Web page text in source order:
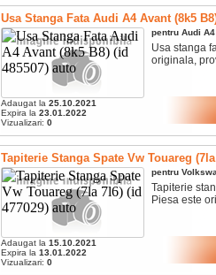
Usa Stanga Fata Audi A4 Avant (8k5
Adaugat la 25.10.2021
Expira la 23.01.2022
Vizualizari: 0
pentru Audi A4
Usa stanga
originala,
Tapiterie Stanga Spate Vw Touareg
Adaugat la 15.10.2021
Expira la 13.01.2022
Vizualizari: 0
pentru
Tapiterie
Piesa este